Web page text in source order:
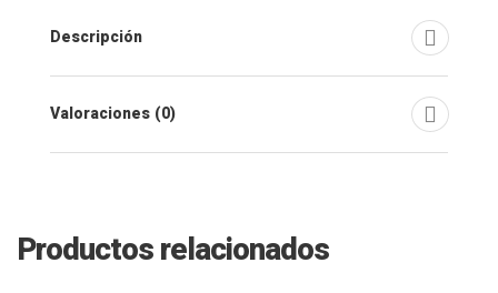
Descripción
Valoraciones (0)
Productos relacionados